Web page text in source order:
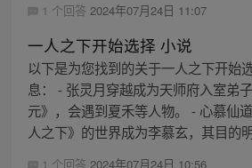
1 个回答 2024年07月24日 11:07
一人之下开始选择 小说
以下是为您找到的关于一人之下开始
息： - 张灵月穿越成为天师府入室弟
元》，会遇到夏禾等人物。 - 心慕仙
人之下》的世界成为李慕玄，其目的
1 个回答 2024年07月24日 10:56